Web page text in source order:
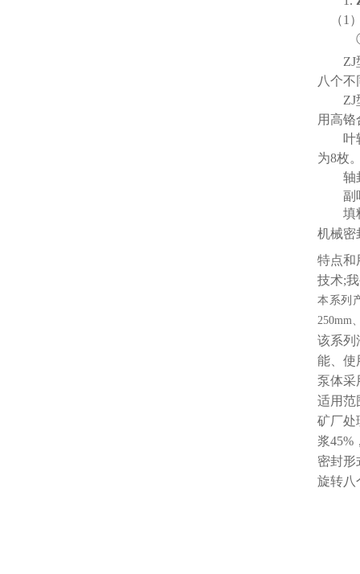
（1
ZJ
八个
ZJ
用高
叶
为8枚
轴
副
填
机械密
特点和
技术;
本系列
250mm
该系列
能、使
泵体采
适用范
矿厂处
浆45%
密封形
旋转八